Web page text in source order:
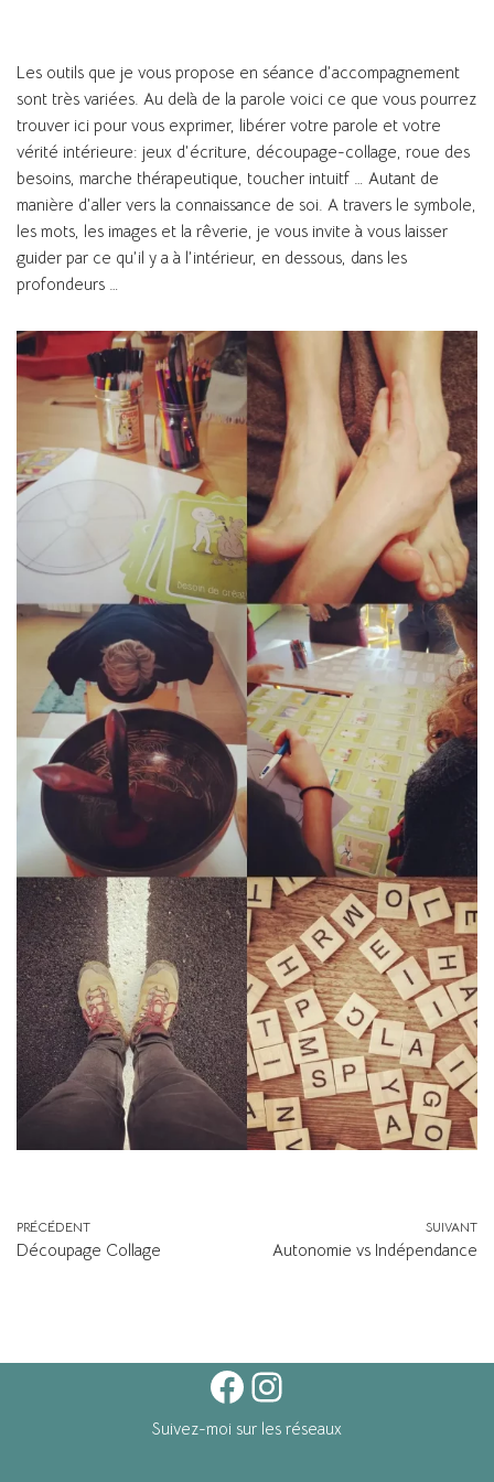
Les outils que je vous propose en séance d’accompagnement
sont très variées. Au delà de la parole voici ce que vous pourrez
trouver ici pour vous exprimer, libérer votre parole et votre
vérité intérieure: jeux d’écriture, découpage-collage, roue des
besoins, marche thérapeutique, toucher intuitf … Autant de
manière d’aller vers la connaissance de soi. A travers le symbole,
les mots, les images et la rêverie, je vous invite à vous laisser
guider par ce qu’il y a à l’intérieur, en dessous, dans les
profondeurs …
PRÉCÉDENT
Découpage Collage
SUIVANT
Autonomie vs Indépendance
Suivez-moi sur les réseaux